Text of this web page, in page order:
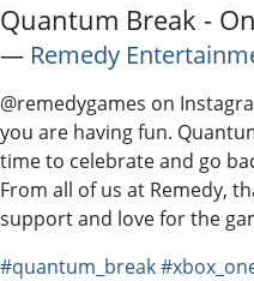
Quantum Break -
― Remedy
@remedygames on
you are having fun.
time to celebrate and go
From all of us at Remedy,
support and love for the
#quantum_break